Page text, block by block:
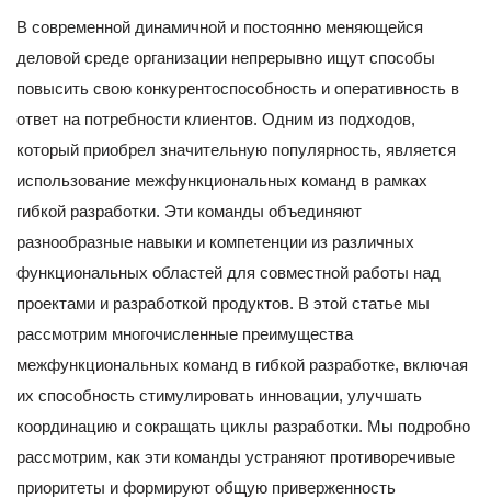
В современной динамичной и постоянно меняющейся
деловой среде организации непрерывно ищут способы
повысить свою конкурентоспособность и оперативность в
ответ на потребности клиентов. Одним из подходов,
который приобрел значительную популярность, является
использование межфункциональных команд в рамках
гибкой разработки. Эти команды объединяют
разнообразные навыки и компетенции из различных
функциональных областей для совместной работы над
проектами и разработкой продуктов. В этой статье мы
рассмотрим многочисленные преимущества
межфункциональных команд в гибкой разработке, включая
их способность стимулировать инновации, улучшать
координацию и сокращать циклы разработки. Мы подробно
рассмотрим, как эти команды устраняют противоречивые
приоритеты и формируют общую приверженность